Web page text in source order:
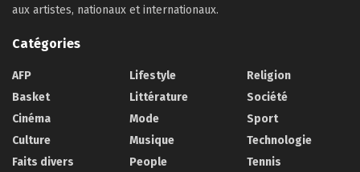
aux artistes, nationaux et internationaux.
Catégories
AFP
Basket
Cinéma
Culture
Faits divers
Lifestyle
Littérature
Mode
Musique
People
Religion
Société
Sport
Technologie
Tennis